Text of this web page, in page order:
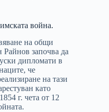
война.
на общи
започва да
дипломати в
че
на тази
като
г. чета от 12